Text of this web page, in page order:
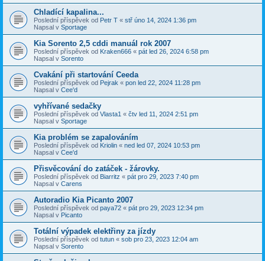
Chladící kapalina...
Poslední příspěvek od Petr T « stř úno 14, 2024 1:36 pm
Napsal v Sportage
Kia Sorento 2,5 cddi manuál rok 2007
Poslední příspěvek od Kraken666 « pát led 26, 2024 6:58 pm
Napsal v Sorento
Cvakání při startování Ceeda
Poslední příspěvek od Pejrak « pon led 22, 2024 11:28 pm
Napsal v Cee'd
vyhřívané sedačky
Poslední příspěvek od Vlasta1 « čtv led 11, 2024 2:51 pm
Napsal v Sportage
Kia problém se zapalováním
Poslední příspěvek od Kriolin « ned led 07, 2024 10:53 pm
Napsal v Cee'd
Přisvěcování do zatáček - žárovky.
Poslední příspěvek od Biarritz « pát pro 29, 2023 7:40 pm
Napsal v Carens
Autoradio Kia Picanto 2007
Poslední příspěvek od paya72 « pát pro 29, 2023 12:34 pm
Napsal v Picanto
Totální výpadek elektřiny za jízdy
Poslední příspěvek od tutun « sob pro 23, 2023 12:04 am
Napsal v Sorento